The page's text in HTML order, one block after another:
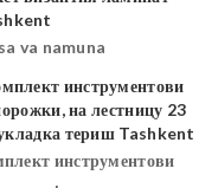
va namuna
инструментови